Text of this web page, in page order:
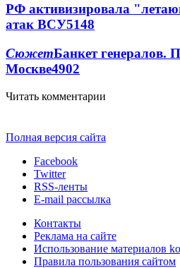
РФ активизировала
атак ВСУ5148
СюжетБанкет генералов.
Москве4902
Читать комментарии
Полная версия сайта
Facebook
Twitter
RSS-ленты
E-mail рассылка
Контакты
Реклама на сайте
Использование материалов
Правила пользования сайтом